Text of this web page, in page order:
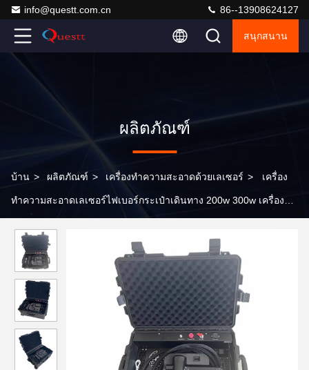
info@questt.com.cn 86--13908624127
สนุกสนาน
ผลิตภัณฑ์
บ้าน > ผลิตภัณฑ์ > เครื่องทำความสะอาดด้วยเลเซอร์ > เครื่อง
ทําความสะอาดเลเซอร์ไฟเบอร์กระเป๋าเดินทาง 200w 300w เครื่องกํา